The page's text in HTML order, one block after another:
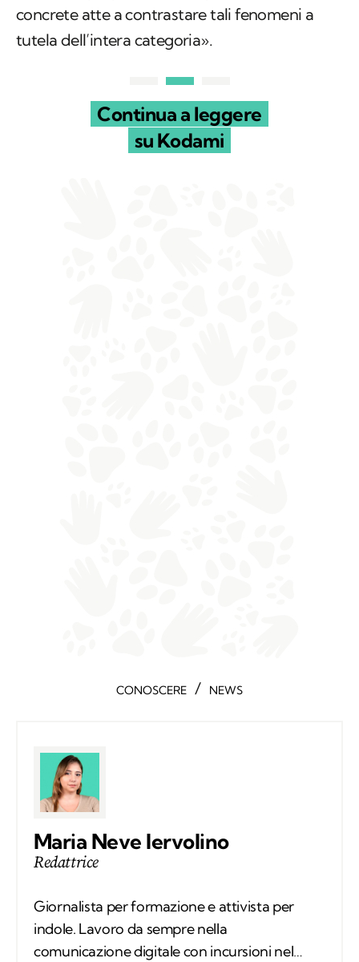
concrete atte a contrastare tali fenomeni a
tutela dell’intera categoria».
Continua a leggere
su Kodami
CONOSCERE / NEWS
Maria Neve Iervolino
Redattrice
Giornalista per formazione e attivista per
indole. Lavoro da sempre nella
comunicazione digitale con incursioni nel